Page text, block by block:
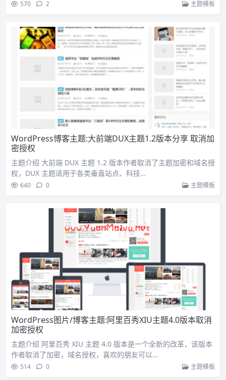
570 2 主题模板
WordPress博客主题:大前端DUX主题1.2版本分享 取消加
密授权
主题介绍 大前端 DUX 主题 1.2 版本作者取消了主题加密和域名授
权，DUX 主题适用于各类垂直站点、科技…
640 0 主题模板
WordPress图片/博客主题:阿里百秀XIU主题4.0版本取消
加密授权
主题介绍 阿里百秀 XIU 主题 4.0 版本是一个全新的改革，该版本
作者取消了加密，域名授权，喜欢的朋友可以…
514 0 主题模板